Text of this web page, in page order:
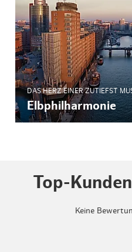
DAS HERZ EINER ZUTIEFST
Elbphilharmonie
Top-
Keine